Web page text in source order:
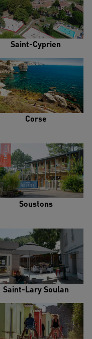
Saint-Cyprien
Corse
Soustons
Saint-Lary Soulan